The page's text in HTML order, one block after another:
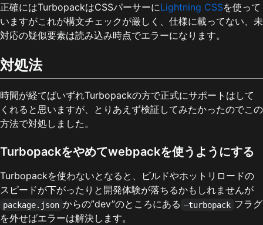
正確にはTurbopackはCSSパーサーにLightning CSSを使って
いますがこれが構文チェックが厳しく、仕様に載ってない、未
対応の疑似要素は読み込み時点でエラーになります。
対処法
時間が経てばいずれTurbopackの方で正式にサポートはして
くれると思いますが、とりあえず検証してみたかったのでこの
方法で対処しました。
Turbopackをやめてwebpackを使うようにする
Turbopackを使わないとなると、ビルドやホットリロードの
スピードが下がったりと開発体験が落ちるかもしれませんが
package.json からの”dev”のところにある —turbopack フラグ
を外せばエラーは解決します。